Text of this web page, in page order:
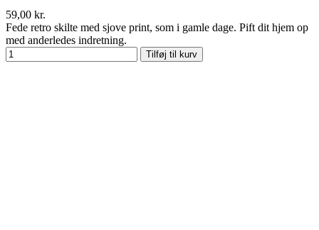
59,00 kr.
Fede retro skilte med sjove print, som i gamle dage. Pift dit hjem op
med anderledes indretning.
Tilføj til kurv